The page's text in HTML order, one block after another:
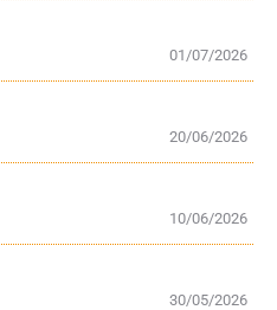
01/07/2026
20/06/2026
10/06/2026
30/05/2026